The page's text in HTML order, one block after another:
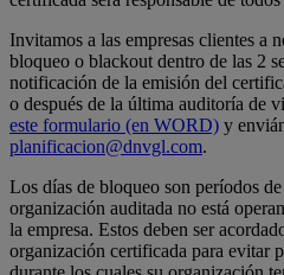
Invitamos a las empresas clientes
bloqueo o blackout dentro de las 2
notificación de la emisión del
o después de la última auditoría de
este formulario (en WORD) y
planificacion@dnvgl.com.
Los días de bloqueo son períodos
organización auditada no está
la empresa. Estos deben ser
organización certificada para evitar